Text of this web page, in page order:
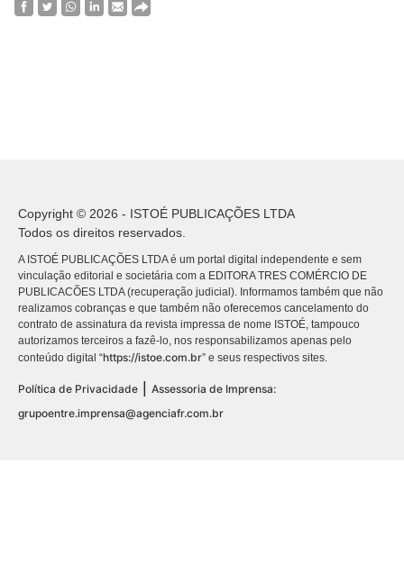
Copyright © 2026 - ISTOÉ PUBLICAÇÕES LTDA
Todos os direitos reservados.
A ISTOÉ PUBLICAÇÕES LTDA é um portal digital independente e sem
vinculação editorial e societária com a EDITORA TRES COMÉRCIO DE
PUBLICACÕES LTDA (recuperação judicial). Informamos também que não
realizamos cobranças e que também não oferecemos cancelamento do
contrato de assinatura da revista impressa de nome ISTOÉ, tampouco
autorizamos terceiros a fazê-lo, nos responsabilizamos apenas pelo
conteúdo digital “https://istoe.com.br” e seus respectivos sites.
Política de Privacidade
Assessoria de Imprensa:
grupoentre.imprensa@agenciafr.com.br